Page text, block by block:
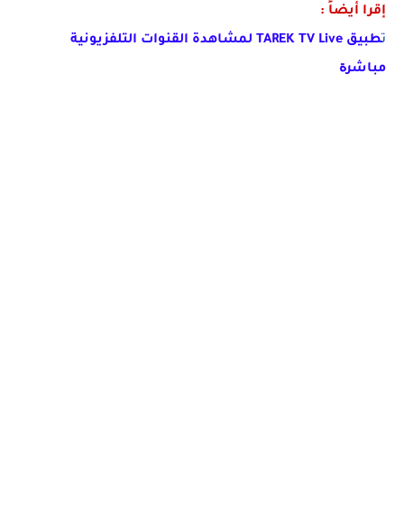
إقرا أيضاً :
ت
طبيق TAREK TV Live لمشاهدة القنوات التلفزيونية
ﻣﺒﺎﺷﺮﺓ